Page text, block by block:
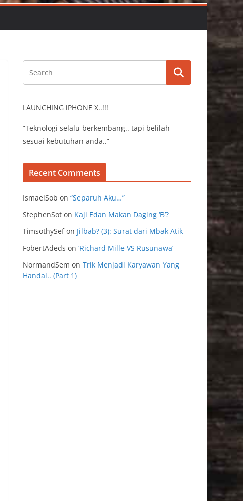
LAUNCHING iPHONE X..!!!
”Teknologi selalu berkembang.. tapi belilah
sesuai kebutuhan anda..”
Recent Comments
IsmaelSob on “Separuh Aku…”
StephenSot on Kaji Edan Makan Daging ‘B’?
TimsothySefon Jilbab? (3): Surat dari Mbak Atik
FobertAdeds on ‘Richard Mille VS Rusunawa’
NormandSem on Trik Menjadi Karyawan Yang
Handal.. (Part 1)